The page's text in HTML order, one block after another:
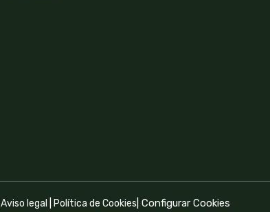
Aviso legal Política de Cookies Configurar Cookies